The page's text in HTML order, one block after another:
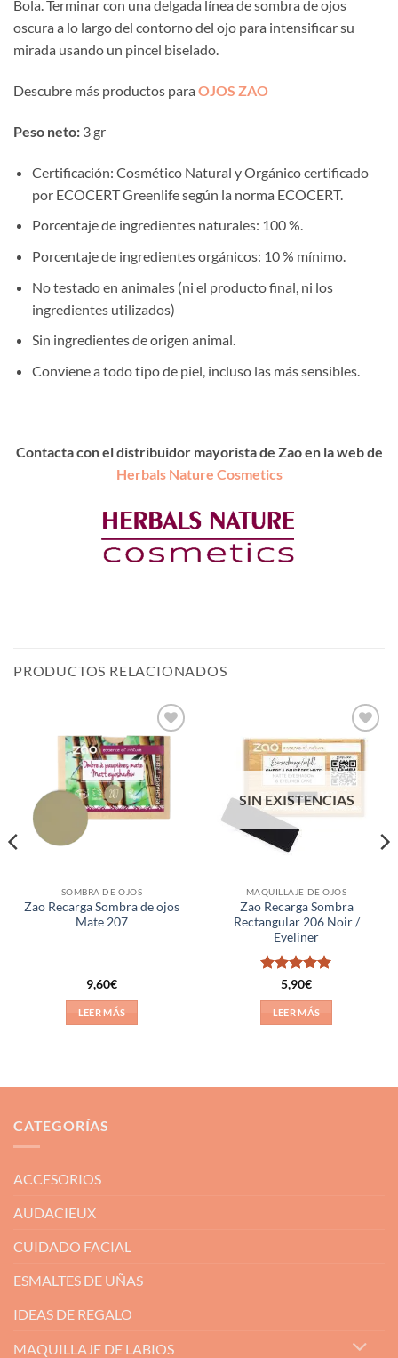
Bola. Terminar con una delgada línea de sombra de ojos
oscura a lo largo del contorno del ojo para intensificar su
mirada usando un pincel biselado.
Descubre más productos para OJOS ZAO
Peso neto: 3 gr
Certificación: Cosmético Natural y Orgánico certificado
por ECOCERT Greenlife según la norma ECOCERT.
Porcentaje de ingredientes naturales: 100 %.
Porcentaje de ingredientes orgánicos: 10 % mínimo.
No testado en animales (ni el producto final, ni los
ingredientes utilizados)
Sin ingredientes de origen animal.
Conviene a todo tipo de piel, incluso las más sensibles.
Contacta con el distribuidor mayorista de Zao en la web de
Herbals Nature Cosmetics
PRODUCTOS RELACIONADOS
Añadir
a la
lista de
deseos
SOMBRA DE OJOS
Zao Recarga Sombra de ojos
Mate 207
9,60€
LEER MÁS
Añadir
a la
lista de
deseos
SIN EXISTENCIAS
MAQUILLAJE DE OJOS
Zao Recarga Sombra
Rectangular 206 Noir /
Eyeliner
Valorado
con5de 5
5,90€
LEER MÁS
CATEGORÍAS
ACCESORIOS
AUDACIEUX
CUIDADO FACIAL
ESMALTES DE UÑAS
IDEAS DE REGALO
MAQUILLAJE DE LABIOS